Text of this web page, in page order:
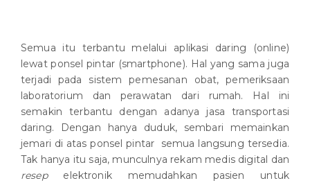
Semua itu terbantu melalui aplikasi daring (online)
lewat ponsel pintar (smartphone). Hal yang sama juga
terjadi pada sistem pemesanan obat, pemeriksaan
laboratorium dan perawatan dari rumah. Hal ini
semakin terbantu dengan adanya jasa transportasi
daring. Dengan hanya duduk, sembari memainkan
jemari di atas ponsel pintar semua langsung tersedia.
Tak hanya itu saja, munculnya rekam medis digital dan
resepelektronik memudahkan pasien untuk